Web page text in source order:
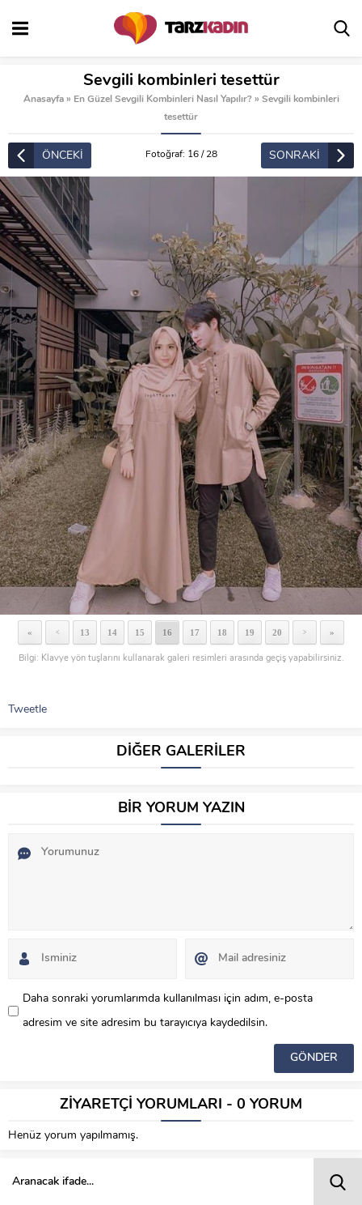
Sevgili kombinleri tesettür
Anasayfa » En Güzel Sevgili Kombinleri Nasıl Yapılır? » Sevgili kombinleri
tesettür
ÖNCEKİ Fotoğraf: 16 / 28 SONRAKİ
« < 13 14 15 16 17 18 19 20 > »
Bilgi: Klavye yön tuşlarını kullanarak galeri resimleri arasında geçiş yapabilirsiniz.
Tweetle
DİĞER GALERİLER
BİR YORUM YAZIN
Daha sonraki yorumlarımda kullanılması için adım, e-posta
adresim ve site adresim bu tarayıcıya kaydedilsin.
ZİYARETÇİ YORUMLARI - 0 YORUM
Henüz yorum yapılmamış.